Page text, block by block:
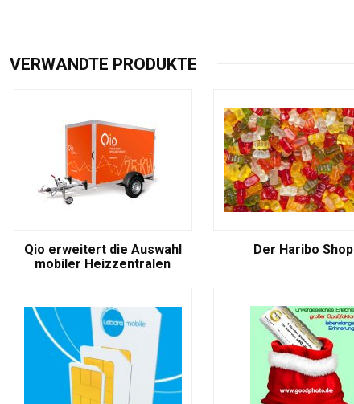
VERWANDTE PRODUKTE
Qio erweitert die Auswahl
mobiler Heizzentralen
Der Haribo Shop